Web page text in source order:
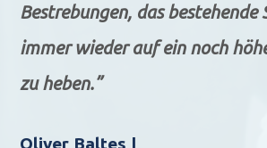
Bestrebungen, das bestehende
immer wieder auf ein noch
zu heben.”
Oliver Baltes |